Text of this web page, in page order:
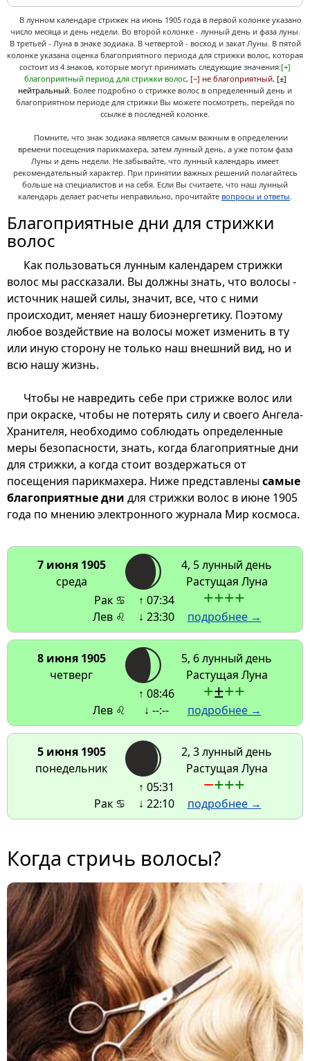
В лунном календаре стрижек на июнь 1905 года в первой колонке указано
число месяца и день недели. Во второй колонке - лунный день и фаза луны.
В третьей - Луна в знаке зодиака. В четвертой - восход и закат Луны. В пятой
колонке указана оценка благоприятного периода для стрижки волос, которая
состоит из 4 знаков, которые могут принимать следующие значения:[+]
благоприятный период для стрижки волос, [−] не благоприятный, [±]
нейтральный. Более подробно о стрижке волос в определенный день и
благоприятном периоде для стрижки Вы можете посмотреть, перейдя по
ссылке в последней колонке.
Помните, что знак зодиака является самым важным в определении
времени посещения парикмахера, затем лунный день, а уже потом фаза
Луны и день недели. Не забывайте, что лунный календарь имеет
рекомендательный характер. При принятии важных решений полагайтесь
больше на специалистов и на себя. Если Вы считаете, что наш лунный
календарь делает расчеты неправильно, прочитайте вопросы и ответы
Благоприятные дни для стрижки
волос
Как пользоваться лунным календарем стрижки
волос мы рассказали. Вы должны знать, что волосы -
источник нашей силы, значит, все, что с ними
происходит, меняет нашу биоэнергетику. Поэтому
любое воздействие на волосы может изменить в ту
или иную сторону не только наш внешний вид, но и
всю нашу жизнь.
Чтобы не навредить себе при стрижке волос или
при окраске, чтобы не потерять силу и своего Ангела-
Хранителя, необходимо соблюдать определенные
меры безопасности, знать, когда благоприятные дни
для стрижки, а когда стоит воздержаться от
посещения парикмахера. Ниже представленысамые
благоприятные дни для стрижки волос в июне 1905
года по мнению электронного журнала Мир космоса.
7 июня 1905
среда
4, 5 лунный день
Растущая Луна
Рак ♋
Лев ♌
↑ 07:34
↓ 23:30
++++
подробнее →
8 июня 1905
четверг
5, 6 лунный день
Растущая Луна
Лев ♌
↑ 08:46
↓ --:--
+±++
подробнее →
5 июня 1905
понедельник
2, 3 лунный день
Растущая Луна
Рак ♋
↑ 05:31
↓ 22:10
−+++
подробнее →
Когда стричь волосы?